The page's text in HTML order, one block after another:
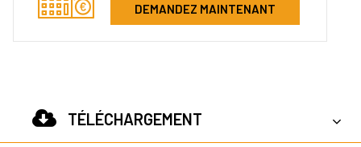
DEMANDEZ MAINTENANT
TÉLÉCHARGEMENT